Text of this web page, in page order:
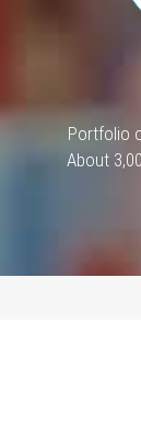
Portfolio
About